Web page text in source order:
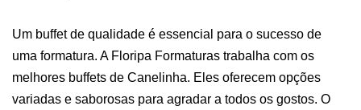
Um buffet de qualidade é essencial para o sucesso de
uma formatura. A Floripa Formaturas trabalha com os
melhores buffets de Canelinha. Eles oferecem opções
variadas e saborosas para agradar a todos os gostos. O